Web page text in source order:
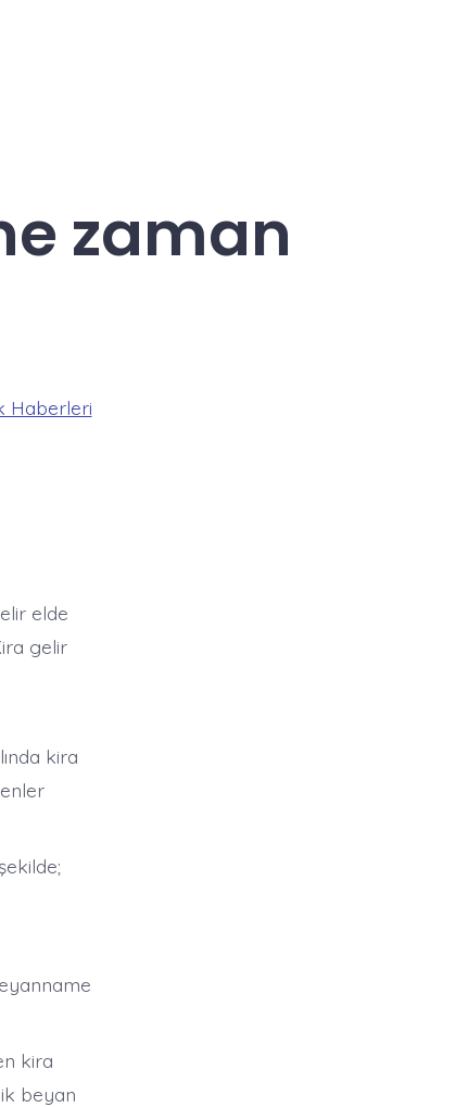
zaman
Haberleri
elde
gelir
kira
kira
beyan